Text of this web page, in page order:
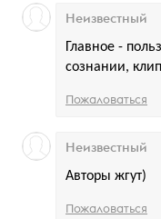
Главное -
сознании,
Неизвестный
Пожаловаться
Авторы жгут)
Неизвестный
Пожаловаться